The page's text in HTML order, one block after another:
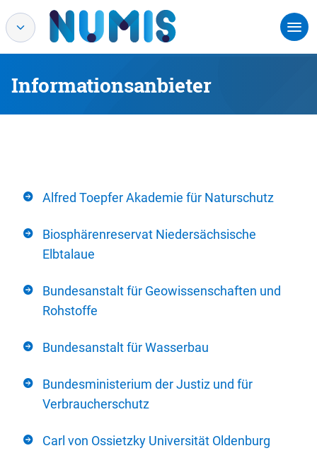
Informationsanbieter
Alfred Toepfer Akademie für Naturschutz
Biosphärenreservat Niedersächsische
Elbtalaue
Bundesanstalt für Geowissenschaften und
Rohstoffe
Bundesanstalt für Wasserbau
Bundesministerium der Justiz und für
Verbraucherschutz
Carl von Ossietzky Universität Oldenburg